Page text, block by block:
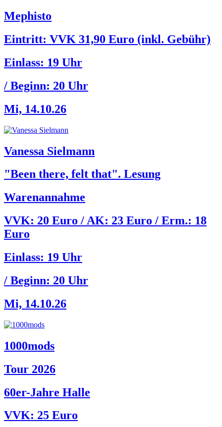
Mephisto
Eintritt: VVK 31,90 Euro (inkl. Gebühr)
Einlass: 19 Uhr
/ Beginn: 20 Uhr
Mi, 14.10.26
Vanessa Sielmann
"Been there, felt that". Lesung
Warenannahme
VVK: 20 Euro / AK: 23 Euro / Erm.: 18
Euro
Einlass: 19 Uhr
/ Beginn: 20 Uhr
Mi, 14.10.26
1000mods
Tour 2026
60er-Jahre Halle
VVK: 25 Euro